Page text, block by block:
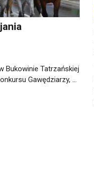
Bukowinie Tatrzańskiej
Gawędziarzy, ...